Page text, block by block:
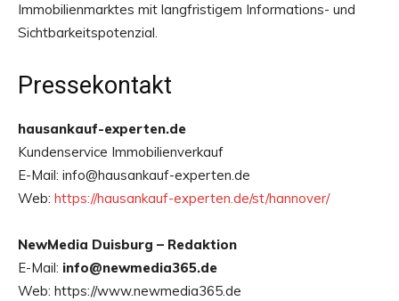
Immobilienmarktes mit langfristigem Informations- und
Sichtbarkeitspotenzial.
Pressekontakt
hausankauf-experten.de
Kundenservice Immobilienverkauf
E-Mail: info@hausankauf-experten.de
Web: https://hausankauf-experten.de/st/hannover/
NewMedia Duisburg – Redaktion
E-Mail: info@newmedia365.de
Web: https://www.newmedia365.de